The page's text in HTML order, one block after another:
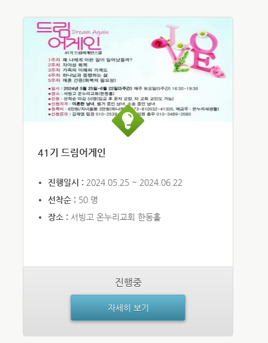
41기 드림어게인
진행일시 : 2024.05.25 ~ 2024.06.22
선착순 : 50 명
장소 : 서빙고 온누리교회 한동홀
진행중
자세히 보기